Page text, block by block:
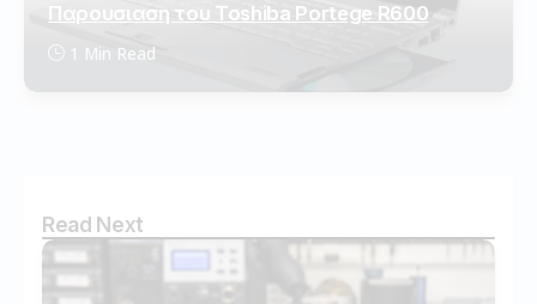
Παρουσιαση του Toshiba Portege R600
1 Min Read
Read Next